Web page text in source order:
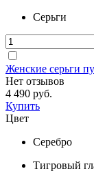
Серьги
Женские серьги
Нет отзывов
4 490 руб.
Купить
Цвет
Серебро
Тигровый